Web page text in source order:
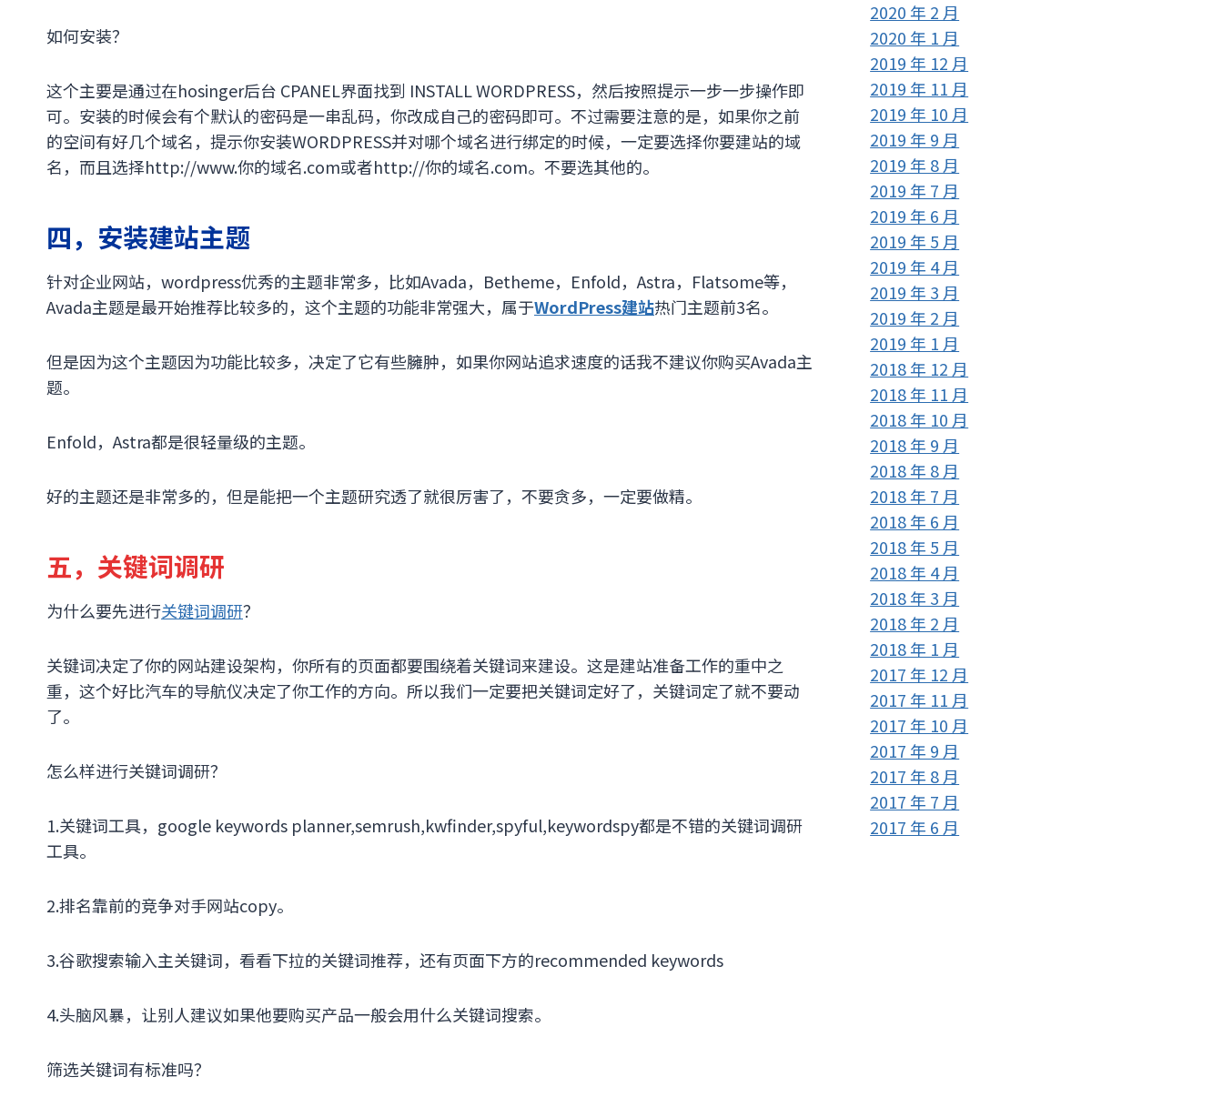
如何安装？
这个主要是通过在hosinger后台 CPANEL界面找到 INSTALL WORDPRESS，然后按照提示一步一步操作即
可。安装的时候会有个默认的密码是一串乱码，你改成自己的密码即可。不过需要注意的是，如果你之前
的空间有好几个域名，提示你安装WORDPRESS并对哪个域名进行绑定的时候，一定要选择你要建站的域
名，而且选择http://www.你的域名.com或者http://你的域名.com。不要选其他的。
四，安装建站主题
针对企业网站，wordpress优秀的主题非常多，比如Avada，Betheme，Enfold，Astra，Flatsome等，
Avada主题是最开始推荐比较多的，这个主题的功能非常强大，属于WordPress建站热门主题前3名。
但是因为这个主题因为功能比较多，决定了它有些臃肿，如果你网站追求速度的话我不建议你购买Avada主
题。
Enfold，Astra都是很轻量级的主题。
好的主题还是非常多的，但是能把一个主题研究透了就很厉害了，不要贪多，一定要做精。
五，关键词调研
为什么要先进行关键词调研？
关键词决定了你的网站建设架构，你所有的页面都要围绕着关键词来建设。这是建站准备工作的重中之
重，这个好比汽车的导航仪决定了你工作的方向。所以我们一定要把关键词定好了，关键词定了就不要动
了。
怎么样进行关键词调研？
1.关键词工具，google keywords planner,semrush,kwfinder,spyful,keywordspy都是不错的关键词调研
工具。
2.排名靠前的竞争对手网站copy。
3.谷歌搜索输入主关键词，看看下拉的关键词推荐，还有页面下方的recommended keywords
4.头脑风暴，让别人建议如果他要购买产品一般会用什么关键词搜索。
筛选关键词有标准吗？
2020 年 2 月
2020 年 1 月
2019 年 12 月
2019 年 11 月
2019 年 10 月
2019 年 9 月
2019 年 8 月
2019 年 7 月
2019 年 6 月
2019 年 5 月
2019 年 4 月
2019 年 3 月
2019 年 2 月
2019 年 1 月
2018 年 12 月
2018 年 11 月
2018 年 10 月
2018 年 9 月
2018 年 8 月
2018 年 7 月
2018 年 6 月
2018 年 5 月
2018 年 4 月
2018 年 3 月
2018 年 2 月
2018 年 1 月
2017 年 12 月
2017 年 11 月
2017 年 10 月
2017 年 9 月
2017 年 8 月
2017 年 7 月
2017 年 6 月